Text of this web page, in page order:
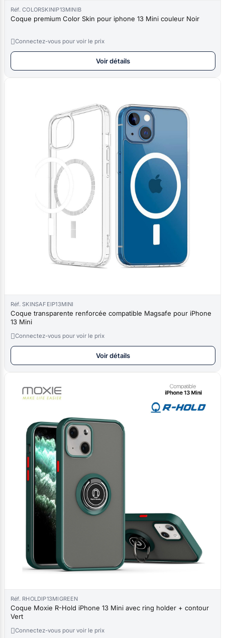
Réf. COLORSKINIP13MINIB
Coque premium Color Skin pour iphone 13 Mini couleur Noir
Connectez-vous pour voir le prix
Voir détails
Réf. SKINSAFEIP13MINI
Coque transparente renforcée compatible Magsafe pour iPhone
13 Mini
Connectez-vous pour voir le prix
Voir détails
Réf. RHOLDIP13MIGREEN
Coque Moxie R-Hold iPhone 13 Mini avec ring holder + contour
Vert
Connectez-vous pour voir le prix